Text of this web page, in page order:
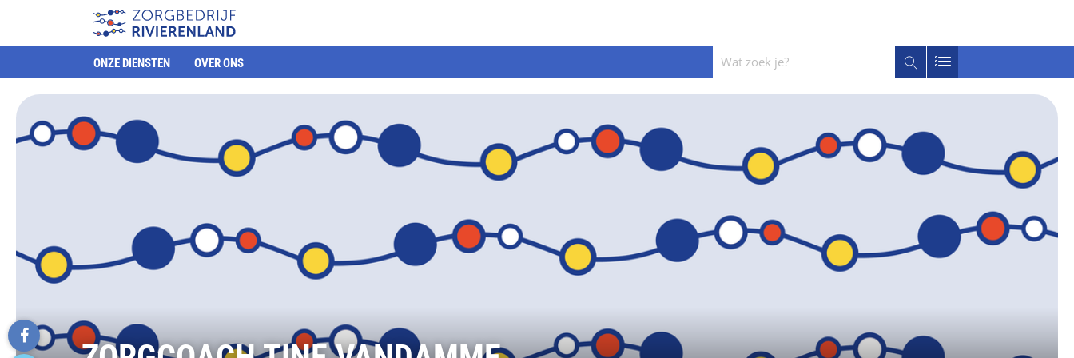
ONZE DIENSTEN OVER ONS
Wat
zoek
je?
Zoeken